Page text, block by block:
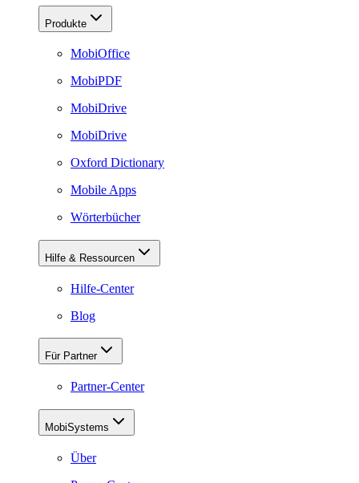
Produkte
MobiOffice
MobiPDF
MobiDrive
MobiDrive
Oxford Dictionary
Mobile Apps
Wörterbücher
Hilfe & Ressourcen
Hilfe-Center
Blog
Für Partner
Partner-Center
MobiSystems
Über